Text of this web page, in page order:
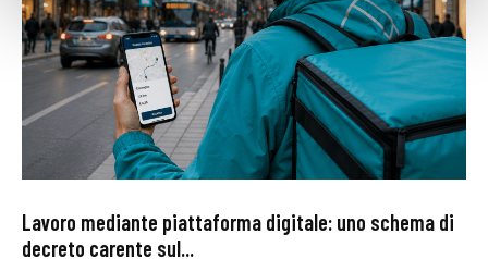
Lavoro mediante piattaforma digitale: uno schema di
decreto carente sul...